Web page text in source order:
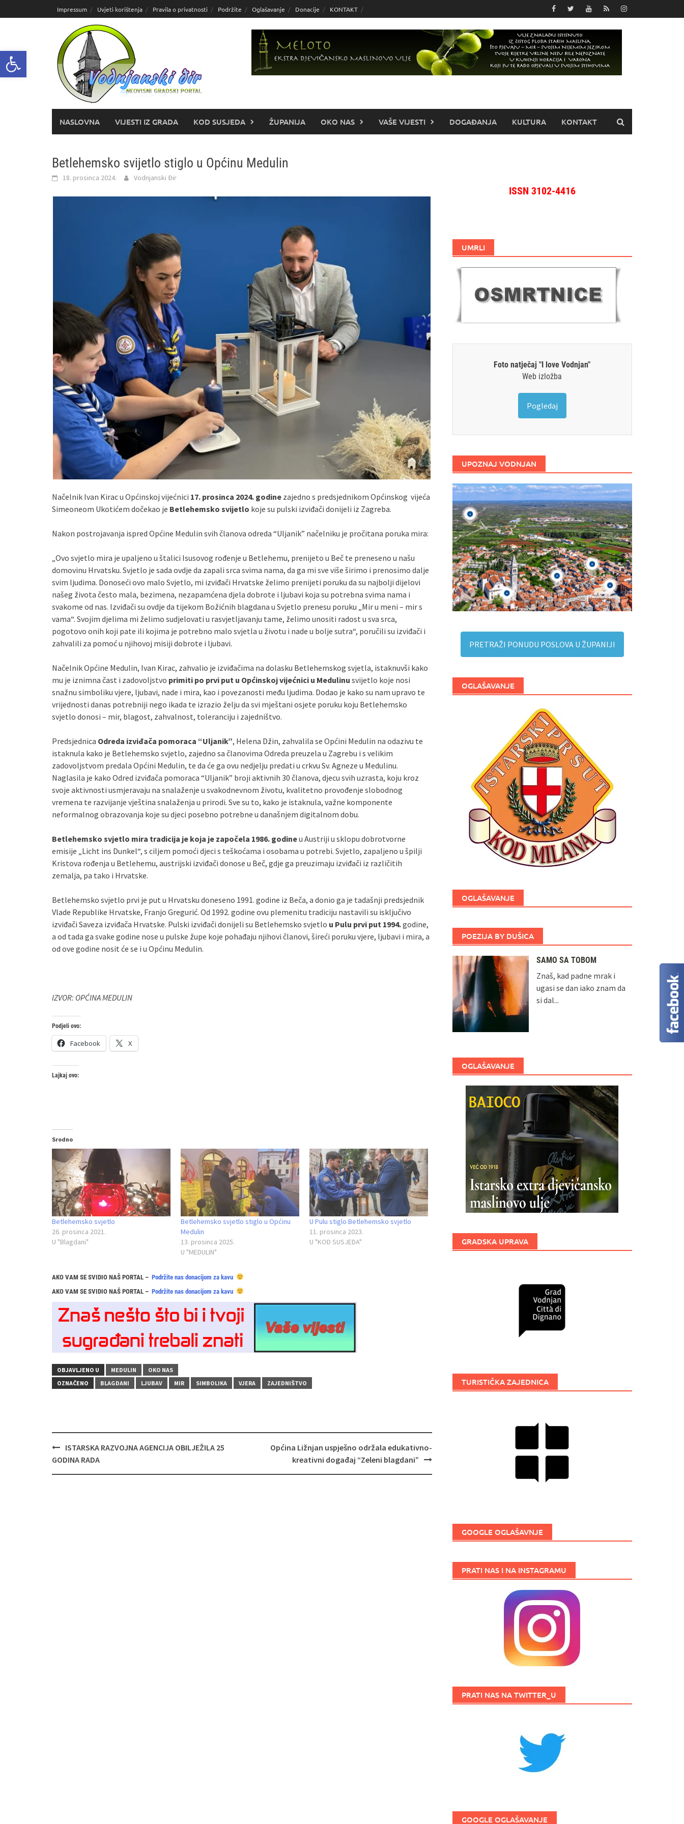
Open toolbar
do
Impressum Uvjeti korištenja Pravila o privatnosti Podržite Oglašavanje Donacije KONTAKT
NASLOVNA VIJESTI IZ GRADA KOD SUSJEDA ŽUPANIJA OKO NAS VAŠE VIJESTI DOGAĐANJA KULTURA KONTAKT
Betlehemsko svijetlo stiglo u Općinu Medulin
18. prosinca 2024. Vodnjanski Đir
Načelnik Ivan Kirac u Općinskoj vijećnici 17. prosinca 2024. godine zajedno s predsjednikom Općinskog vijeća
Simeoneom Ukotićem dočekao je Betlehemsko svijetlo koje su pulski izviđači donijeli iz Zagreba.
Nakon postrojavanja ispred Općine Medulin svih članova odreda “Uljanik” načelniku je pročitana poruka mira:
„Ovo svjetlo mira je upaljeno u štalici Isusovog rođenje u Betlehemu, prenijeto u Beč te preneseno u našu
domovinu Hrvatsku. Svjetlo je sada ovdje da zapali srca svima nama, da ga mi sve više širimo i prenosimo dalje
svim ljudima. Donoseći ovo malo Svjetlo, mi izviđači Hrvatske želimo prenijeti poruku da su najbolji dijelovi
našeg života često mala, bezimena, nezapamćena djela dobrote i ljubavi koja su potrebna svima nama i
svakome od nas. Izviđači su ovdje da tijekom Božićnih blagdana u Svjetlo prenesu poruku „Mir u meni – mir s
vama“. Svojim djelima mi želimo sudjelovati u rasvjetljavanju tame, želimo unositi radost u sva srca,
pogotovo onih koji pate ili kojima je potrebno malo svjetla u životu i nade u bolje sutra“, poručili su izviđači i
zahvalili za pomoć u njihovoj misiji dobrote i ljubavi.
Načelnik Općine Medulin, Ivan Kirac, zahvalio je izviđačima na dolasku Betlehemskog svjetla, istaknuvši kako
mu je iznimna čast i zadovoljstvo primiti po prvi put u Općinskoj vijećnici u Medulinu svijetlo koje nosi
snažnu simboliku vjere, ljubavi, nade i mira, kao i povezanosti među ljudima. Dodao je kako su nam upravo te
vrijednosti danas potrebniji nego ikada te izrazio želju da svi mještani osjete poruku koju Betlehemsko
svjetlo donosi – mir, blagost, zahvalnost, toleranciju i zajedništvo.
Predsjednica Odreda izviđača pomoraca “Uljanik”, Helena Džin, zahvalila se Općini Medulin na odazivu te
istaknula kako je Betlehemsko svjetlo, zajedno sa članovima Odreda preuzela u Zagrebu i s velikim
zadovoljstvom predala Općini Medulin, te da će ga ovu nedjelju predati u crkvu Sv. Agneze u Medulinu.
Naglasila je kako Odred izviđača pomoraca “Uljanik” broji aktivnih 30 članova, djecu svih uzrasta, koju kroz
svoje aktivnosti usmjeravaju na snalaženje u svakodnevnom životu, kvalitetno provođenje slobodnog
vremena te razvijanje vještina snalaženja u prirodi. Sve su to, kako je istaknula, važne komponente
neformalnog obrazovanja koje su djeci posebno potrebne u današnjem digitalnom dobu.
Betlehemsko svjetlo mira tradicija je koja je započela 1986. godineu Austriji u sklopu dobrotvorne
emisije „Licht ins Dunkel“, s ciljem pomoći djeci s teškoćama i osobama u potrebi. Svjetlo, zapaljeno u špilji
Kristova rođenja u Betlehemu, austrijski izviđači donose u Beč, gdje ga preuzimaju izviđači iz različitih
zemalja, pa tako i Hrvatske.
Betlehemsko svjetlo prvi je put u Hrvatsku doneseno 1991. godine iz Beča, a donio ga je tadašnji predsjednik
Vlade Republike Hrvatske, Franjo Gregurić. Od 1992. godine ovu plemenitu tradiciju nastavili su isključivo
izviđači Saveza izviđača Hrvatske. Pulski izviđači donijeli su Betlehemsko svjetlo u Pulu prvi put 1994.godine,
a od tada ga svake godine nose u pulske župe koje pohađaju njihovi članovi, šireći poruku vjere, ljubavi i mira, a
od ove godine nosit će se i u Općinu Medulin.
IZVOR: OPĆINA MEDULIN
Podjeli ovo:
Facebook X
Lajkaj ovo:
Srodno
Betlehemsko svjetlo
26. prosinca 2021.
U "Blagdani"
Betlehemsko svjetlo stiglo u Općinu
Medulin
13. prosinca 2025.
U "MEDULIN"
U Pulu stiglo Betlehemsko svjetlo
11. prosinca 2023.
U "KOD SUSJEDA"
AKO VAM SE SVIDIO NAŠ PORTAL – Podržite nas donacijom za kavu
AKO VAM SE SVIDIO NAŠ PORTAL – Podržite nas donacijom za kavu
OBJAVLJENO U MEDULIN
OKO NAS
OZNAČENO
BLAGDANI LJUBAV MIR SIMBOLIKA VJERA ZAJEDNIŠTVO
Navigacija
objava
ISTARSKA RAZVOJNA AGENCIJA OBILJEŽILA 25
GODINA RADA
Općina Ližnjan uspješno održala edukativno-
kreativni događaj “Zeleni blagdani”
ISSN 3102-4416
UMRLI
Foto natječaj "I love Vodnjan"
Web izložba
Pogledaj
UPOZNAJ VODNJAN
PRETRAŽI PONUDU POSLOVA U ŽUPANIJI
OGLAŠAVANJE
OGLAŠAVANJE
POEZIJA BY DUŠICA
SAMO SA TOBOM
Znaš, kad padne mrak i
ugasi se dan iako znam da
si dal...
OGLAŠAVANJE
GRADSKA UPRAVA
TURISTIČKA ZAJEDNICA
GOOGLE OGLAŠAVNJE
PRATI NAS I NA INSTAGRAMU
PRATI NAS NA TWITTER_U
GOOGLE OGLAŠAVANJE